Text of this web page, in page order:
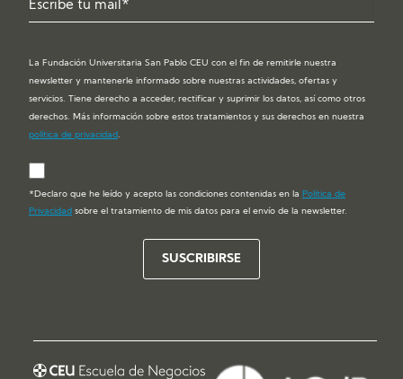
La Fundación Universitaria San Pablo CEU con el fin de remitirle nuestra
newsletter y mantenerle informado sobre nuestras actividades, ofertas y
servicios. Tiene derecho a acceder, rectificar y suprimir los datos, así como otros
derechos. Más información sobre estos tratamientos y sus derechos en nuestra
política de privacidad.
*Declaro que he leído y acepto las condiciones contenidas en la Política de
Privacidad sobre el tratamiento de mis datos para el envío de la newsletter.